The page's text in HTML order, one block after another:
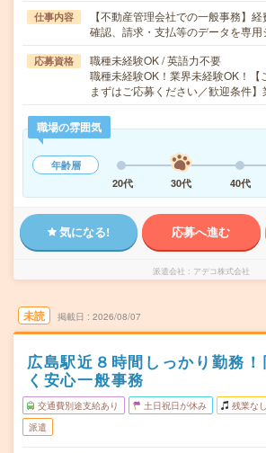
仕事内容
【不動産管理会社での一般事務】
確認、請求・支払等のデータを専
応募資格
職種未経験OK / 英語力不要
職種未経験OK！業界未経験OK！【
まずはご応募ください／歓迎条件
職場の雰囲気
年齢層
20代
30代 40代
気になる! 応募へ進む
派遣会社 アデコ株式会社
未読 掲載日 2026/08/07
広島駅近８時間しっかり勤務
く安心一般事務
交通費別途支給あり 土日祝日が休み 残業なし
派遣